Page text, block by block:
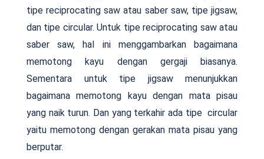
tipe reciprocating saw atau saber saw, tipe jigsaw,
dan tipe circular. Untuk tipe reciprocating saw atau
saber saw, hal ini menggambarkan bagaimana
memotong kayu dengan gergaji biasanya.
Sementara untuk tipe jigsaw menunjukkan
bagaimana memotong kayu dengan mata pisau
yang naik turun. Dan yang terkahir ada tipe circular
yaitu memotong dengan gerakan mata pisau yang
berputar.